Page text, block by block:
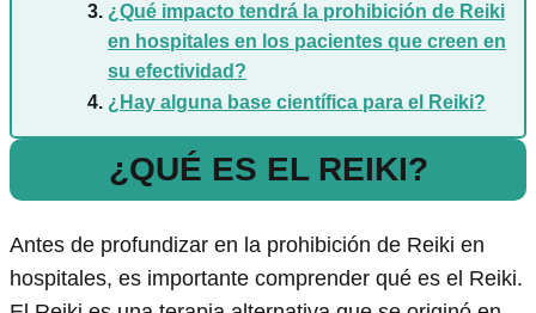
¿Qué impacto tendrá la prohibición de Reiki
en hospitales en los pacientes que creen en
su efectividad?
¿Hay alguna base científica para el Reiki?
¿QUÉ ES EL REIKI?
Antes de profundizar en la prohibición de Reiki en
hospitales, es importante comprender qué es el Reiki.